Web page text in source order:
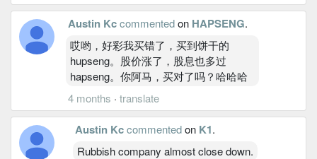
Austin Kccommentedon HAPSENG.
哎哟，好彩我买错了，买到饼干的
hupseng。股价涨了，股息也多过
hapseng。你阿马，买对了吗？哈哈哈
4 months · translate
Austin Kccommentedon K1.
Rubbish company almost close down.